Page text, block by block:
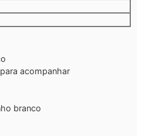
acompanhar
branco